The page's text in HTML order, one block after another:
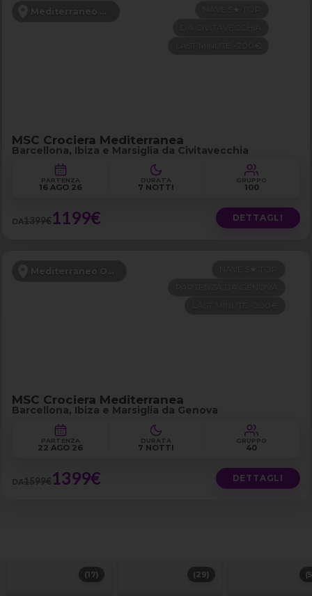
Mediterraneo Occidentale
MSC Crociera Mediterranea
Barcellona, Ibiza e Marsiglia da Civitavecchia
PARTENZA
16 AGO 26
DURATA
7 NOTTI
GRUPPO
100
DA1399€1199€ DETTAGLI
Mediterraneo Occidentale
NAVE 5★ TOP
MSC Crociera Mediterranea
Barcellona, Ibiza e Marsiglia da Genova
PARTENZA
22 AGO 26
DURATA
7 NOTTI
GRUPPO
40
DA1599€1399€ DETTAGLI
(17) (29)